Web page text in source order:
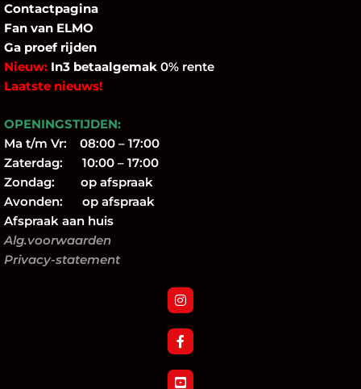
Contactpagina
Fan van ELMO
Ga proef rijden
Nieuw: In3 betaalgemak 0% rente
Laatste nieuws!
OPENINGSTIJDEN:
Ma t/m Vr: 08:00 – 17:00
Zaterdag: 10:00 – 17:00
Zondag: op afspraak
Avonden: op afspraak
Afspraak aan huis
Alg.voorwaarden
Privacy-statement